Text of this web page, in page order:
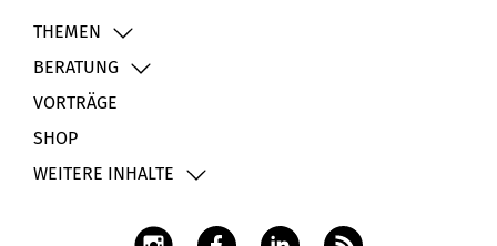
THEMEN
BERATUNG
VORTRÄGE
SHOP
WEITERE INHALTE